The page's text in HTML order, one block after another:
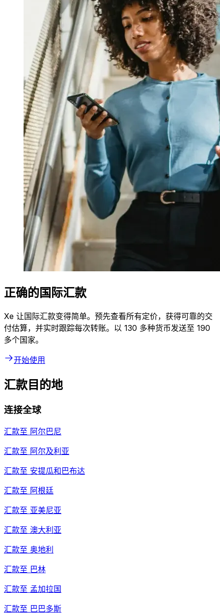
正确的国际汇款
Xe 让国际汇款变得简单。预先查看所有定价，获得可靠的交
付估算，并实时跟踪每次转账。以 130 多种货币发送至 190
多个国家。
开始使用
汇款目的地
连接全球
汇款至 阿尔巴尼
汇款至 阿尔及利亚
汇款至 安提瓜和巴布达
汇款至 阿根廷
汇款至 亚美尼亚
汇款至 澳大利亚
汇款至 奥地利
汇款至 巴林
汇款至 孟加拉国
汇款至 巴巴多斯